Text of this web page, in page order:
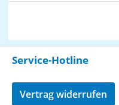
Service-Hotline
Vertrag widerrufen